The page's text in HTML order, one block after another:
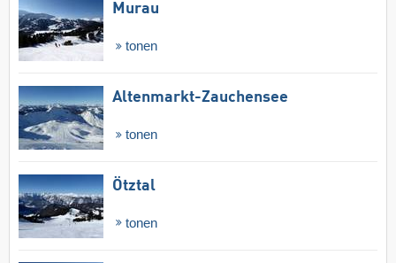
Murau
tonen
Altenmarkt-Zauchensee
tonen
Ötztal
tonen